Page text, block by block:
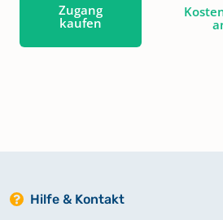
Zugang
kaufen
Hilfe & Kontakt